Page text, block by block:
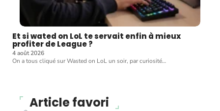
Et si wated on LoL te servait enfin à mieux
profiter de League ?
4 août 2026
On a tous cliqué sur Wasted on LoL un soir, par curiosité…
Article favori